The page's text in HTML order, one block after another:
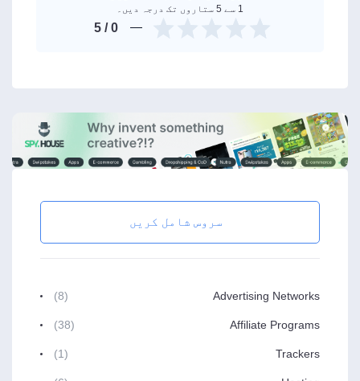
1 سے 5 ستاروں تک درجہ دیں۔
0
/ 5
سروس شامل کریں
Advertising Networks
(8)
Affiliate Programs
(38)
Trackers
(1)